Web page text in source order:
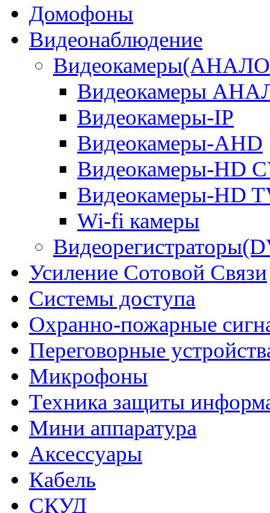
Домофоны
Видеонаблюдение
Видеокамеры
Видеокамеры-IP
Видеокамеры-AHD
Видеокамеры-HD
Видеокамеры-HD
Wi-fi камеры
Усиление Cотовой Cвязи
Системы доступа
Охранно-пожарные
Переговорные
Микрофоны
Техника защиты
Мини аппаратура
Аксессуары
Кабель
СКУД